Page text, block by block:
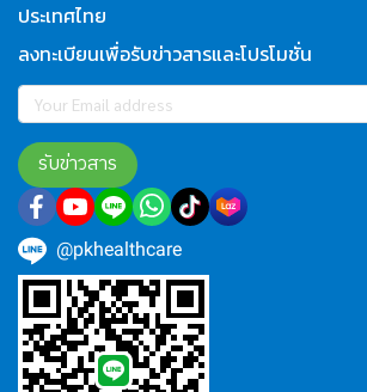
ประเทศไทย
ลงทะเบียนเพื่อรับข่าวสารและโปรโมชั่น
รับข่าวสาร
@pkhealthcare